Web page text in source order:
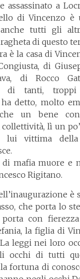
assassinato a
di Vincenzo è
anche tutti gli
di questo
è la casa di
di
di Rocco
di tanti,
detto, molto
un bene
lì un
lui vittima della
mafia muore e
Rigitano.
è
che porta lo
con
la figlia di
leggi nei loro
occhi di tutti
fortuna di